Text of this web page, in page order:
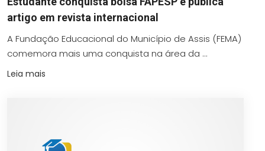
artigo em revista internacional
A Fundação Educacional do Município de Assis (FEMA)
comemora mais uma conquista na área da ...
Leia mais